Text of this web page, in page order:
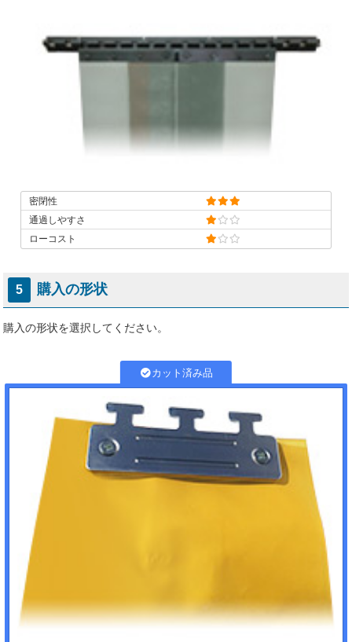
密閉性
通過しやすさ
ローコスト
5 購入の形状
購入の形状を選択してください。
カット済み品